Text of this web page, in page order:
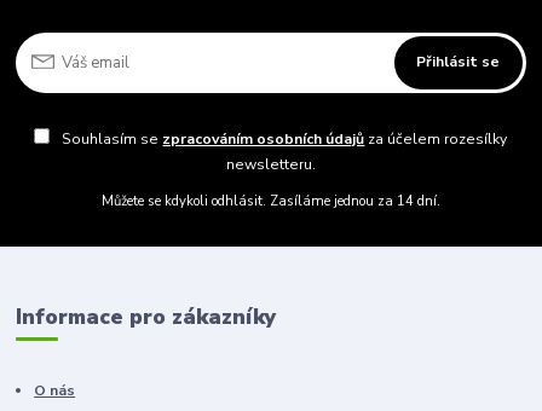
Přihlásit se
Souhlasím se zpracováním osobních údajů za účelem rozesílky
newsletteru.
Můžete se kdykoli odhlásit. Zasíláme jednou za 14 dní.
Informace pro zákazníky
O nás